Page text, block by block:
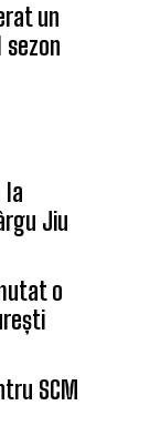
un
la
Jiu
o
SCM